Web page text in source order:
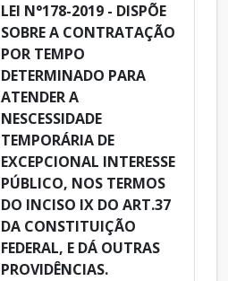
LEI N°178-2019 - DISPÕE
SOBRE A CONTRATAÇÃO
POR TEMPO
DETERMINADO PARA
ATENDER A
NESCESSIDADE
TEMPORÁRIA DE
EXCEPCIONAL INTERESSE
PÚBLICO, NOS TERMOS
DO INCISO IX DO ART.37
DA CONSTITUIÇÃO
FEDERAL, E DÁ OUTRAS
PROVIDÊNCIAS.